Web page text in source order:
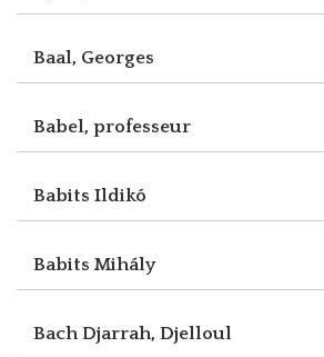
Baal, Georges
Babel, professeur
Babits Ildikó
Babits Mihály
Bach Djarrah, Djelloul